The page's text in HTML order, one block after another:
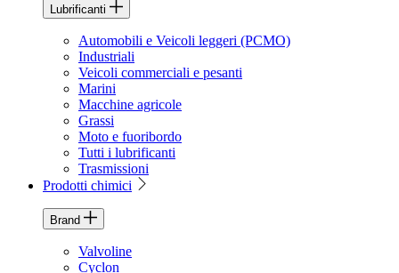
Lubrificanti
Automobili e Veicoli leggeri (PCMO)
Industriali
Veicoli commerciali e pesanti
Marini
Macchine agricole
Grassi
Moto e fuoribordo
Tutti i lubrificanti
Trasmissioni
Prodotti chimici
Brand
Valvoline
Cyclon